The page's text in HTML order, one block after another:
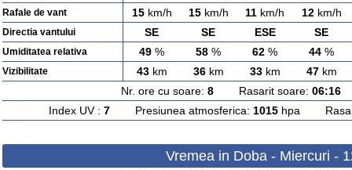
Rafale de vant 15km/h 15km/h 11 km/h 12km/h
Directia vantului SE SE ESE SE
Umiditatea relativa 49 % 58 % 62 % 44 %
Vizibilitate 43km 36km 33km 47km
Nr. ore cu soare: 8Rasarit soare: 06:16
Index UV : 7Presiunea atmosferica: 1015hpa
Vremea in Doba - Miercuri -